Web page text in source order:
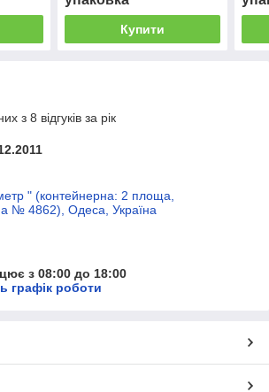
Купити
з 8 відгуків за рік
" (контейнерна: 2 площа,
№ 4862), Одеса, Україна
з 08:00 до 18:00
графік роботи